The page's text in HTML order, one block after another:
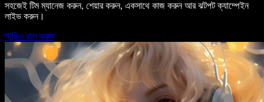
সহজেই টিম ম্যানেজ করুন, শেয়ার করুন, একসাথে কাজ করুন আর ঝটপট ক্যাম্পেইন
লাইভ করুন।
স্টুডিও চালু করুন